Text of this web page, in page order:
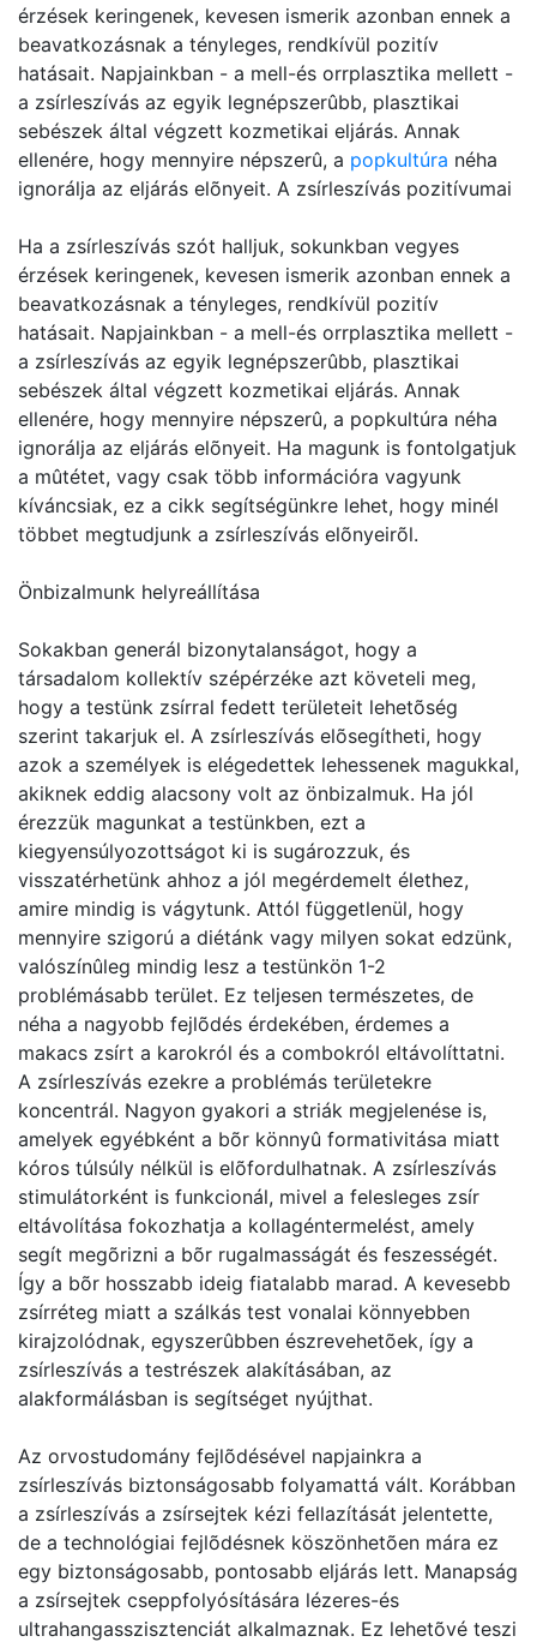
érzések keringenek, kevesen ismerik azonban ennek a
beavatkozásnak a tényleges, rendkívül pozitív
hatásait. Napjainkban - a mell-és orrplasztika mellett -
a zsírleszívás az egyik legnépszerûbb, plasztikai
sebészek által végzett kozmetikai eljárás. Annak
ellenére, hogy mennyire népszerû, a popkultúra néha
ignorálja az eljárás elõnyeit. A zsírleszívás pozitívumai
Ha a zsírleszívás szót halljuk, sokunkban vegyes
érzések keringenek, kevesen ismerik azonban ennek a
beavatkozásnak a tényleges, rendkívül pozitív
hatásait. Napjainkban - a mell-és orrplasztika mellett -
a zsírleszívás az egyik legnépszerûbb, plasztikai
sebészek által végzett kozmetikai eljárás. Annak
ellenére, hogy mennyire népszerû, a popkultúra néha
ignorálja az eljárás elõnyeit. Ha magunk is fontolgatjuk
a mûtétet, vagy csak több információra vagyunk
kíváncsiak, ez a cikk segítségünkre lehet, hogy minél
többet megtudjunk a zsírleszívás elõnyeirõl.
Önbizalmunk helyreállítása
Sokakban generál bizonytalanságot, hogy a
társadalom kollektív szépérzéke azt követeli meg,
hogy a testünk zsírral fedett területeit lehetõség
szerint takarjuk el. A zsírleszívás elõsegítheti, hogy
azok a személyek is elégedettek lehessenek magukkal,
akiknek eddig alacsony volt az önbizalmuk. Ha jól
érezzük magunkat a testünkben, ezt a
kiegyensúlyozottságot ki is sugározzuk, és
visszatérhetünk ahhoz a jól megérdemelt élethez,
amire mindig is vágytunk. Attól függetlenül, hogy
mennyire szigorú a diétánk vagy milyen sokat edzünk,
valószínûleg mindig lesz a testünkön 1-2
problémásabb terület. Ez teljesen természetes, de
néha a nagyobb fejlõdés érdekében, érdemes a
makacs zsírt a karokról és a combokról eltávolíttatni.
A zsírleszívás ezekre a problémás területekre
koncentrál. Nagyon gyakori a striák megjelenése is,
amelyek egyébként a bõr könnyû formativitása miatt
kóros túlsúly nélkül is elõfordulhatnak. A zsírleszívás
stimulátorként is funkcionál, mivel a felesleges zsír
eltávolítása fokozhatja a kollagéntermelést, amely
segít megõrizni a bõr rugalmasságát és feszességét.
Így a bõr hosszabb ideig fiatalabb marad. A kevesebb
zsírréteg miatt a szálkás test vonalai könnyebben
kirajzolódnak, egyszerûbben észrevehetõek, így a
zsírleszívás a testrészek alakításában, az
alakformálásban is segítséget nyújthat.
Az orvostudomány fejlõdésével napjainkra a
zsírleszívás biztonságosabb folyamattá vált. Korábban
a zsírleszívás a zsírsejtek kézi fellazítását jelentette,
de a technológiai fejlõdésnek köszönhetõen mára ez
egy biztonságosabb, pontosabb eljárás lett. Manapság
a zsírsejtek cseppfolyósítására lézeres-és
ultrahangasszisztenciát alkalmaznak. Ez lehetõvé teszi